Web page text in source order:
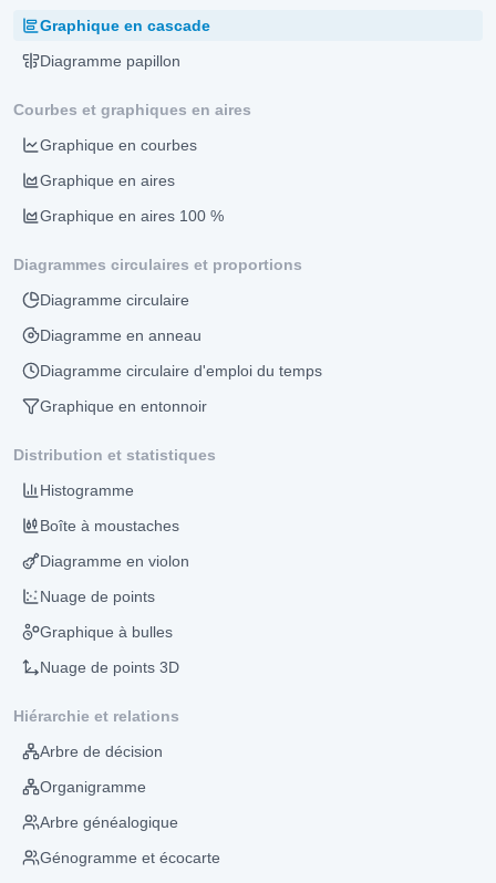
Graphique en cascade
Diagramme papillon
Courbes et graphiques en aires
Graphique en courbes
Graphique en aires
Graphique en aires 100 %
Diagrammes circulaires et proportions
Diagramme circulaire
Diagramme en anneau
Diagramme circulaire d'emploi du temps
Graphique en entonnoir
Distribution et statistiques
Histogramme
Boîte à moustaches
Diagramme en violon
Nuage de points
Graphique à bulles
Nuage de points 3D
Hiérarchie et relations
Arbre de décision
Organigramme
Arbre généalogique
Génogramme et écocarte